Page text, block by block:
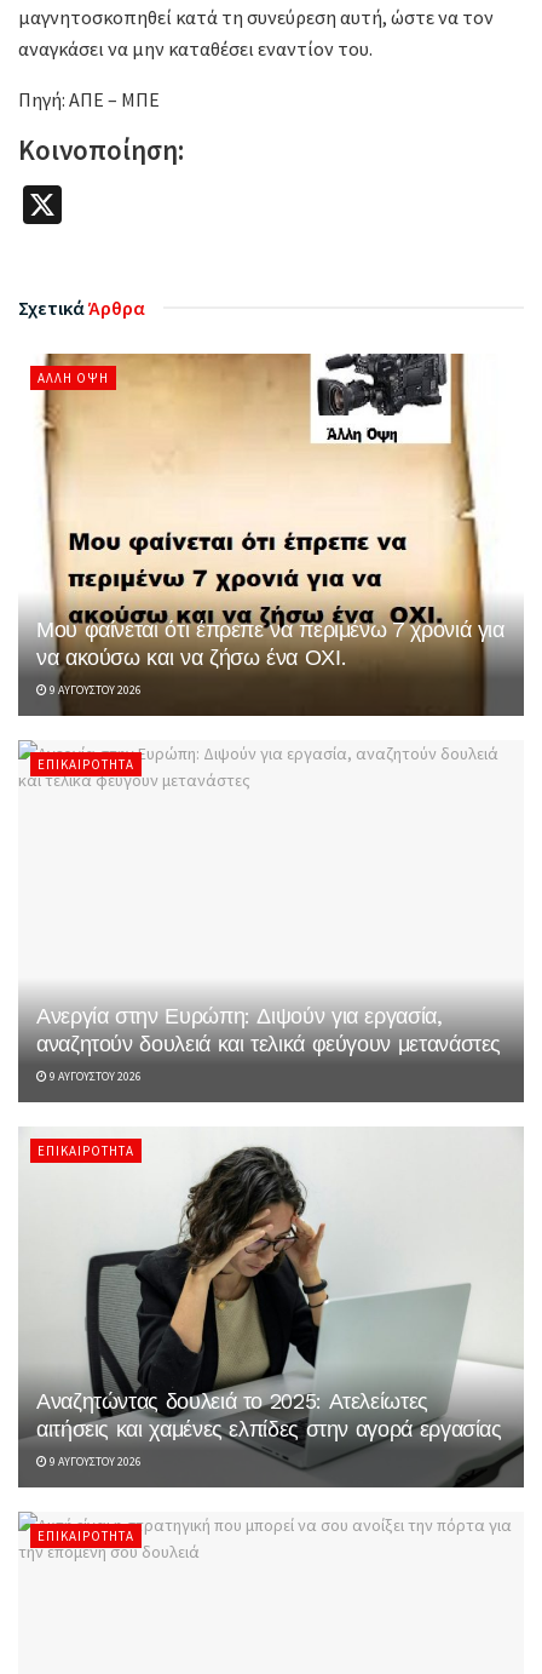
μαγνητοσκοπηθεί κατά τη συνεύρεση αυτή, ώστε να τον
αναγκάσει να μην καταθέσει εναντίον του.
Πηγή: ΑΠΕ – ΜΠΕ
Κοινοποίηση:
ΣχετικάΆρθρα
ΆΛΛΗ ΌΨΗ
Μου φαίνεται ότι έπρεπε να περιμένω 7 χρονιά για
να ακούσω και να ζήσω ένα ΟΧΙ.
9 ΑΥΓΟΎΣΤΟΥ 2026
ΕΠΙΚΑΙΡΌΤΗΤΑ
Ανεργία στην Ευρώπη: Διψούν για εργασία,
αναζητούν δουλειά και τελικά φεύγουν μετανάστες
9 ΑΥΓΟΎΣΤΟΥ 2026
ΕΠΙΚΑΙΡΌΤΗΤΑ
Αναζητώντας δουλειά το 2025: Ατελείωτες
αιτήσεις και χαμένες ελπίδες στην αγορά εργασίας
9 ΑΥΓΟΎΣΤΟΥ 2026
ΕΠΙΚΑΙΡΌΤΗΤΑ